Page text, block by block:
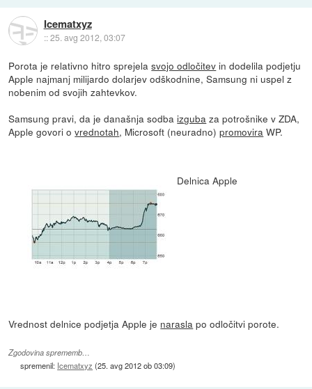
Icematxyz
::25. avg 2012, 03:07
Porota je relativno hitro sprejelasvojo odločitev in dodelila podjetju
Apple najmanj milijardo dolarjev odškodnine, Samsung ni uspel z
nobenim od svojih zahtevkov.
Samsung pravi, da je današnja sodbaizguba za potrošnike v ZDA,
Apple govori ovrednotah, Microsoft (neuradno)promovira WP.
Delnica Apple
Vrednost delnice podjetja Apple je narasla po odločitvi porote.
Zgodovina sprememb…
spremenil: Icematxyz (25. avg 2012 ob 03:09)